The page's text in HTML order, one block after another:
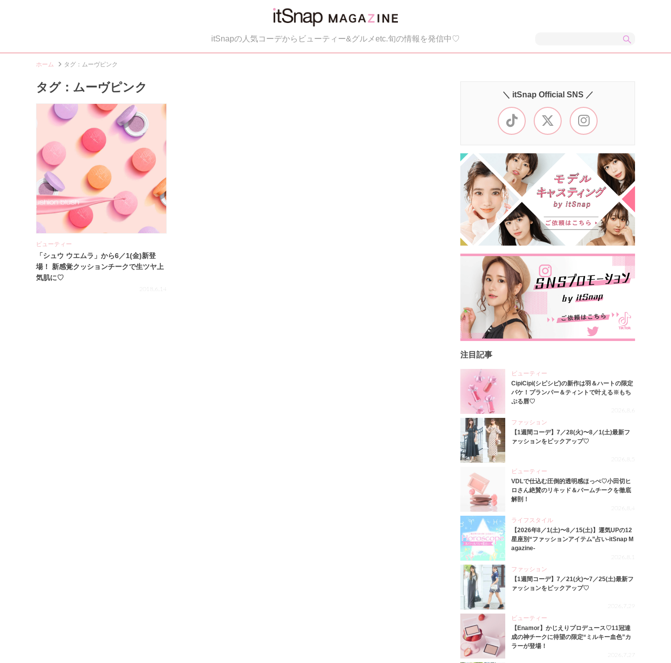
itSnapの人気コーデからビューティー&グルメetc.旬の情報を発信中♡
ホーム タグ：ムーヴピンク
タグ：ムーヴピンク
ビューティー
「シュウ ウエムラ」から6／1(金)新登
場！ 新感覚クッションチークで生ツヤ上
気肌に♡
2018.6.14
＼ itSnap Official SNS ／
注目記事
ビューティー
CipiCipi(シピシピ)の新作は羽＆ハートの限定
パケ！プランパー＆ティントで叶える※もち
ぷる唇♡
2026.8.6
ファッション
【1週間コーデ】7／28(火)〜8／1(土)最新フ
ァッションをピックアップ♡
2026.8.5
ビューティー
VDLで仕込む圧倒的透明感ほっぺ♡小田切ヒ
ロさん絶賛のリキッド＆バームチークを徹底
解剖！
2026.8.4
ライフスタイル
【2026年8／1(土)〜8／15(土)】運気UPの12
星座別“ファッションアイテム”占い-itSnap M
agazine-
2026.8.1
ファッション
【1週間コーデ】7／21(火)〜7／25(土)最新フ
ァッションをピックアップ♡
2026.7.29
ビューティー
【Enamor】かじえりプロデュース♡11冠達
成の神チークに待望の限定“ミルキー血色”カ
ラーが登場！
2026.7.27